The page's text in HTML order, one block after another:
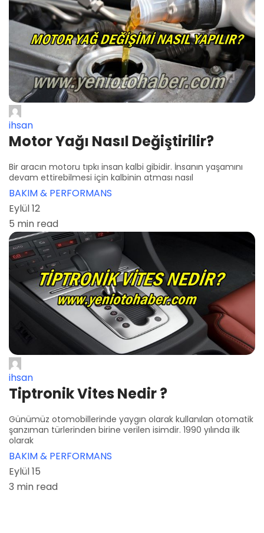
ihsan
Motor Yağı Nasıl Değiştirilir?
Bir aracın motoru tıpkı insan kalbi gibidir. İnsanın yaşamını
devam ettirebilmesi için kalbinin atması nasıl
BAKIM & PERFORMANS
Eylül 12
5 min read
ihsan
Tiptronik Vites Nedir ?
Günümüz otomobillerinde yaygın olarak kullanılan otomatik
şanzıman türlerinden birine verilen isimdir. 1990 yılında ilk
olarak
BAKIM & PERFORMANS
Eylül 15
3 min read